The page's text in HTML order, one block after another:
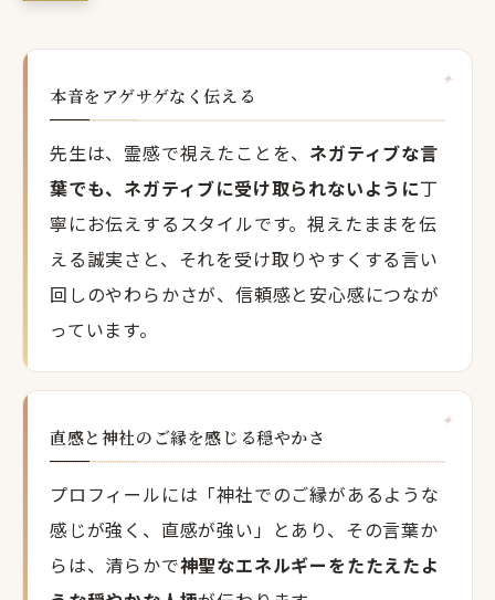
本音をアゲサゲなく伝える
先生は、霊感で視えたことを、 ネガティブな言
葉でも、ネガティブに受け取られないように丁
寧にお伝えするスタイルです。視えたままを伝
える誠実さと、それを受け取りやすくする言い
回しのやわらかさが、信頼感と安心感につなが
っています。
直感と神社のご縁を感じる穏やかさ
プロフィールには「神社でのご縁があるような
感じが強く、直感が強い」とあり、その言葉か
らは、清らかで神聖なエネルギーをたたえたよ